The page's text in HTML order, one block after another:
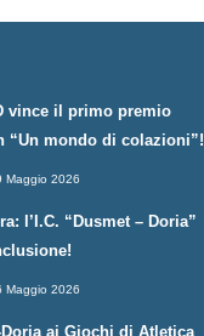
vince il primo premio
“Un mondo di colazioni”!
Maggio 2026
l’I.C. “Dusmet – Doria”
Maggio 2026
ai Giochi di Atletica